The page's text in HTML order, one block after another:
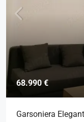
68.990 €
Garsoniera